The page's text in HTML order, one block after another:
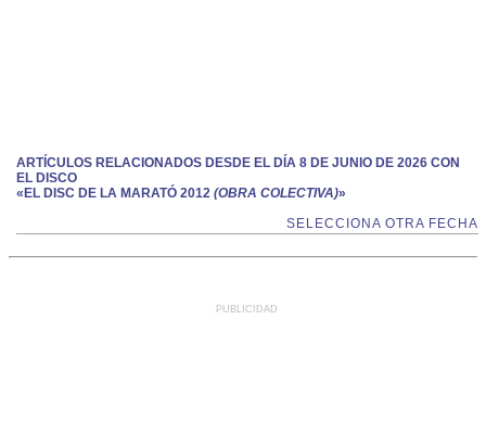
ARTÍCULOS RELACIONADOS DESDE EL DÍA 8 DE JUNIO DE 2026 CON
EL DISCO
«EL DISC DE LA MARATÓ 2012 (OBRA COLECTIVA)»
SELECCIONA OTRA FECHA
PUBLICIDAD